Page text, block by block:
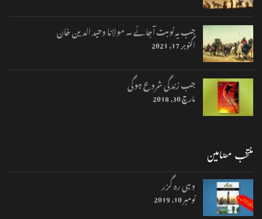
جب یہ نوبت آجائے ۔ مولانا وحید الدین خان
اکتوبر 17, 2021
جب زندگی شروع ہوگی
مارچ 30, 2018
منتخب مضامین
وہی رہ گزر
نومبر 10, 2019